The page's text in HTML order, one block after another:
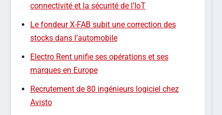
connectivité et la sécurité de l’IoT
Le fondeur X-FAB subit une correction des
stocks dans l’automobile
Electro Rent unifie ses opérations et ses
marques en Europe
Recrutement de 80 ingénieurs logiciel chez
Avisto